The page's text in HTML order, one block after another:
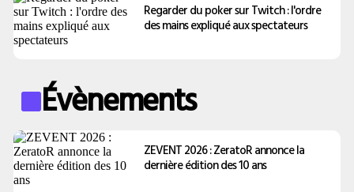
Regarder du poker sur Twitch : l'ordre
des mains expliqué aux spectateurs
Évènements
ZEVENT 2026 : ZeratoR annonce la
dernière édition des 10 ans